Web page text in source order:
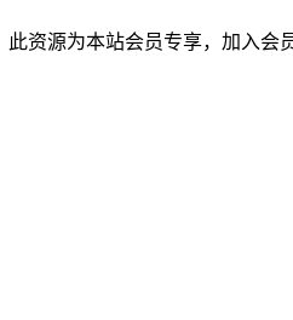
此资源为本站会员专享，加入会